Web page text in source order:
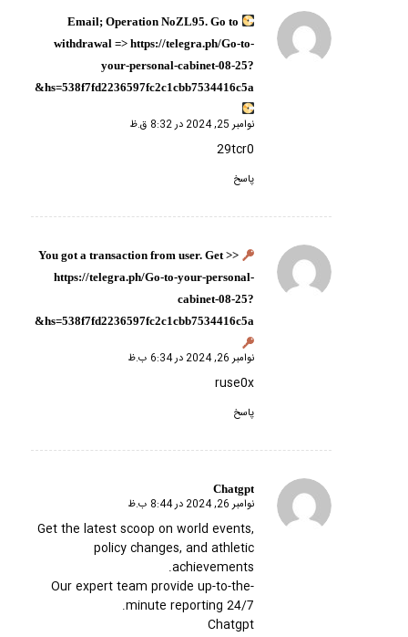
Email; Operation NoZL95. Go to
withdrawal => https://telegra.ph/Go-to-
your-personal-cabinet-08-25?
hs=538f7fd2236597fc2c1cbb7534416c5a&
گفته:
نوامبر 25, 2024 در 8:32 ق.ظ
29tcr0
پاسخ
You got a transaction from user. Get >>
https://telegra.ph/Go-to-your-personal-
cabinet-08-25?
hs=538f7fd2236597fc2c1cbb7534416c5a&
گفته:
نوامبر 26, 2024 در 6:34 ب.ظ
ruse0x
پاسخ
Chatgpt
گفته:
نوامبر 26, 2024 در 8:44 ب.ظ
Get the latest scoop on world events,
policy changes, and athletic
achievements.
Our expert team provide up-to-the-
minute reporting 24/7.
Chatgpt